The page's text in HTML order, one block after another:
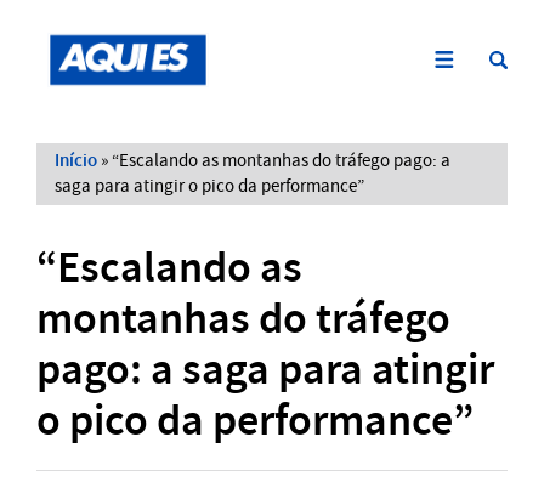
Início » “Escalando as montanhas do tráfego pago: a
saga para atingir o pico da performance”
“Escalando as
montanhas do tráfego
pago: a saga para atingir
o pico da performance”